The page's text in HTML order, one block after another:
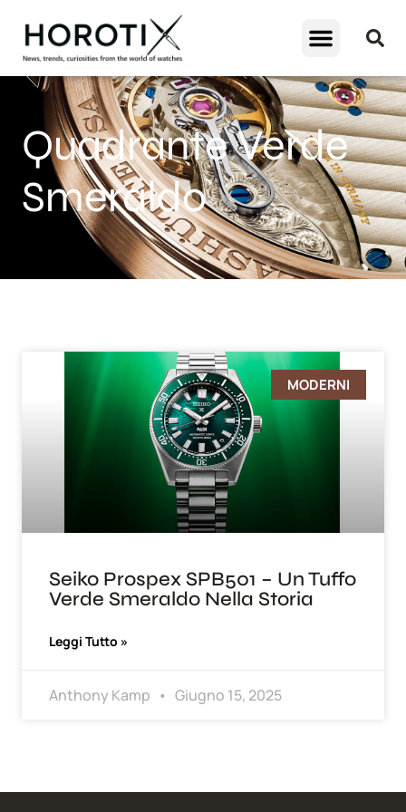
Quadrante Verde
Smeraldo
MODERNI
Seiko Prospex SPB501 – Un Tuffo
Verde Smeraldo Nella Storia
Leggi Tutto »
Anthony Kamp Giugno 15, 2025